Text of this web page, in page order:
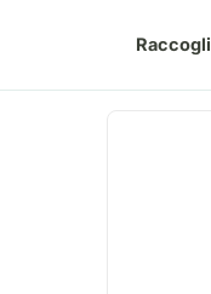
Raccogli